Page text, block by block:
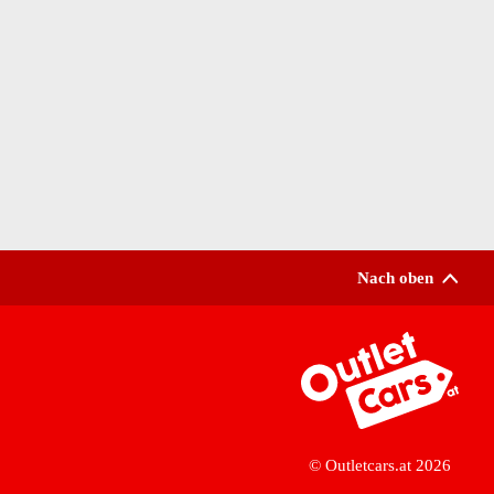
Nach oben
Zur Startseite
© Outletcars.at 2026